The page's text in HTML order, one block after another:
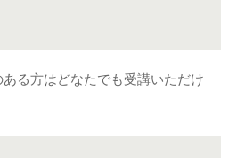
る方はどなたでも受講いただけ